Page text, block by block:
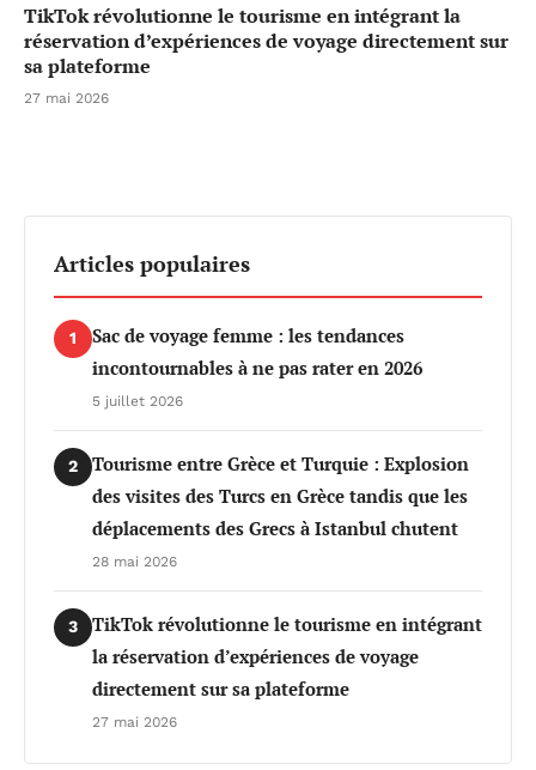
TikTok révolutionne le tourisme en intégrant la
réservation d’expériences de voyage directement sur
sa plateforme
27 mai 2026
Articles populaires
1
Sac de voyage femme : les tendances
incontournables à ne pas rater en 2026
5 juillet 2026
2
Tourisme entre Grèce et Turquie : Explosion
des visites des Turcs en Grèce tandis que les
déplacements des Grecs à Istanbul chutent
28 mai 2026
3
TikTok révolutionne le tourisme en intégrant
la réservation d’expériences de voyage
directement sur sa plateforme
27 mai 2026